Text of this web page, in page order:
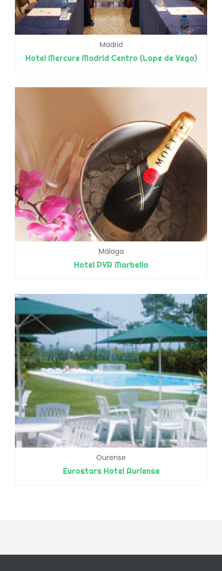
Madrid
Hotel Mercure Madrid Centro (Lope de Vega)
Málaga
Hotel PYR Marbella
Ourense
Eurostars Hotel Auriense